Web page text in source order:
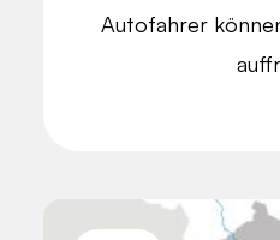
Autofahrer